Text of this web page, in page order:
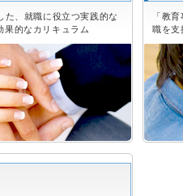
た、就職に役立つ実践的な
果的なカリキュラム
「教
職を支